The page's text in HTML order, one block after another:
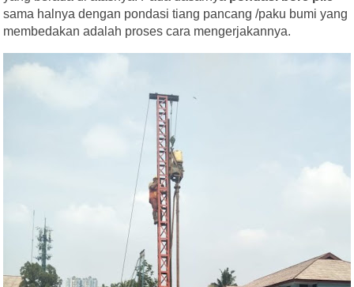
sama halnya dengan pondasi tiang pancang /paku bumi yang
membedakan adalah proses cara mengerjakannya.